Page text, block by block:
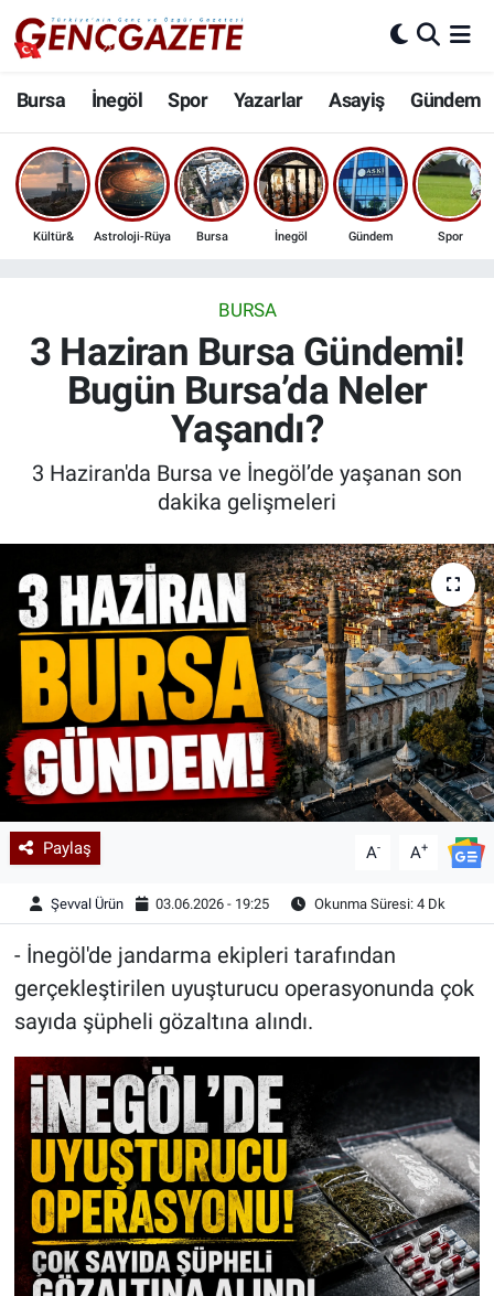
Bursa İnegöl Spor Yazarlar Asayiş Gündem
Kültür& Astroloji-Rüya Bursa İnegöl Gündem Spor
BURSA
3 Haziran Bursa Gündemi!
Bugün Bursa’da Neler
Yaşandı?
3 Haziran'da Bursa ve İnegöl’de yaşanan son
dakika gelişmeleri
Paylaş A- A+
Şevval Ürün 03.06.2026 - 19:25 Okunma Süresi: 4 Dk
- İnegöl'de jandarma ekipleri tarafından
gerçekleştirilen uyuşturucu operasyonunda çok
sayıda şüpheli gözaltına alındı.
Bursa
İnegöl
3.SAYFA
Ekonomi
İnanç
Kültür & Sanat
Sağlık
Siyaset
Teknoloji
Astroloji-Rüya
Nöbetçi Eczaneler
Hava Durumu
Trafik Durumu
Son Dakika Haberleri